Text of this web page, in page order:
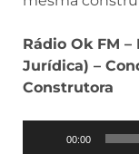
Rádio Ok FM
Jurídica) –
Construtora
00:00